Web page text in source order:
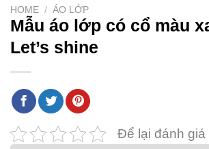
HOME / ÁO LỚP
Mẫu áo lớp có cổ màu
Let’s shine
Để lại đánh giá